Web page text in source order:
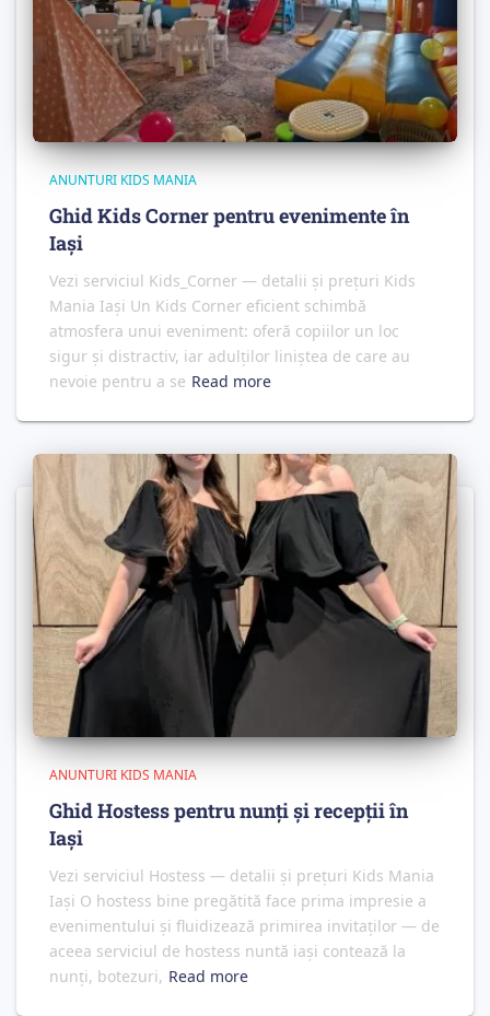
ANUNTURI KIDS MANIA
Ghid Kids Corner pentru evenimente în
Iași
Vezi serviciul Kids_Corner — detalii și prețuri Kids
Mania Iași Un Kids Corner eficient schimbă
atmosfera unui eveniment: oferă copiilor un loc
sigur și distractiv, iar adulților liniștea de care au
nevoie pentru a se Read more
ANUNTURI KIDS MANIA
Ghid Hostess pentru nunți și recepții în
Iași
Vezi serviciul Hostess — detalii și prețuri Kids Mania
Iași O hostess bine pregătită face prima impresie a
evenimentului și fluidizează primirea invitaților — de
aceea serviciul de hostess nuntă iași contează la
nunți, botezuri, Read more